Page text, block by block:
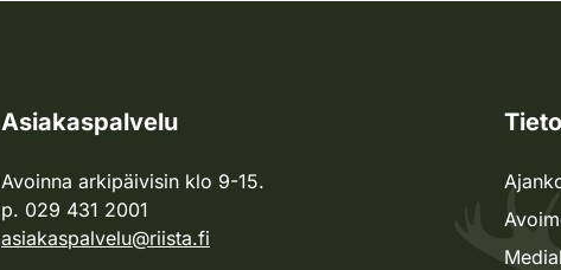
Asiakaspalvelu
Avoinna arkipäivisin klo 9-15.
p. 029 431 2001
asiakaspalvelu@riista.fi